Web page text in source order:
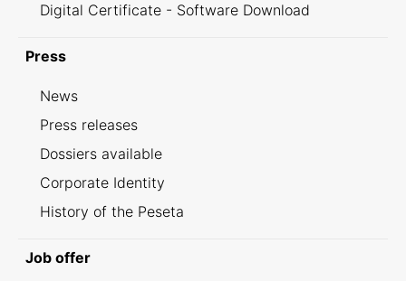
Digital Certificate - Software Download
Press
News
Press releases
Dossiers available
Corporate Identity
History of the Peseta
Job offer